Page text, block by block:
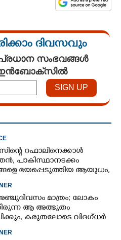
ദിവസവും
സംഭവങ്ങൾ
ഇൻബോക്സിൽ
റഫാലിനെക്കാൾ
പാകിസ്ഥാനടക്കം
ഭയപ്പെടുത്തിയ ആയുധം,​
മാത്രം; ലോകം
ആ അത്ഭുതം
കരുതലോടെ വിദഗ്ധർ
×
this link